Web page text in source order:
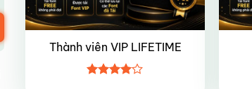
Thành viên VIP LIFETIME